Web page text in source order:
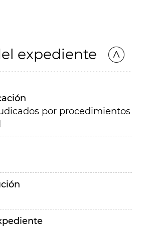
expediente
por procedimientos